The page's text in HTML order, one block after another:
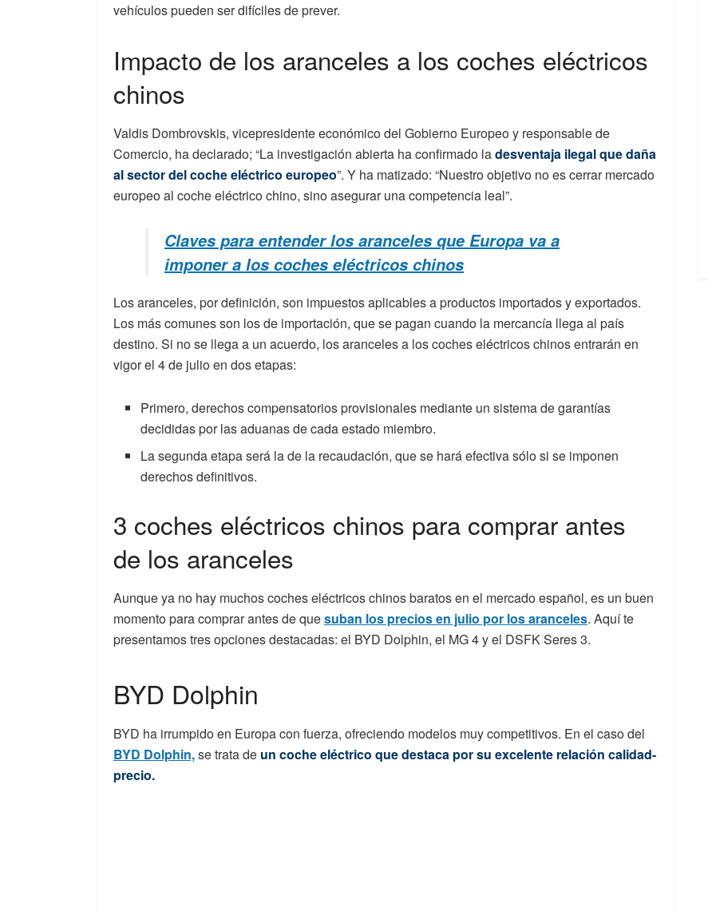
vehículos pueden ser difíciles de prever.
Impacto de los aranceles a los coches eléctricos
chinos
Valdis Dombrovskis, vicepresidente económico del Gobierno Europeo y responsable de
Comercio, ha declarado; “La investigación abierta ha confirmado ladesventaja ilegal que daña
al sector del coche eléctrico europeo”. Y ha matizado: “Nuestro objetivo no es cerrar mercado
europeo al coche eléctrico chino, sino asegurar una competencia leal”.
Claves para entender los aranceles que Europa va a
imponer a los coches eléctricos chinos
Los aranceles, por definición, son impuestos aplicables a productos importados y exportados.
Los más comunes son los de importación, que se pagan cuando la mercancía llega al país
destino. Si no se llega a un acuerdo, los aranceles a los coches eléctricos chinos entrarán en
vigor el 4 de julio en dos etapas:
Primero, derechos compensatorios provisionales mediante un sistema de garantías
decididas por las aduanas de cada estado miembro.
La segunda etapa será la de la recaudación, que se hará efectiva sólo si se imponen
derechos definitivos.
3 coches eléctricos chinos para comprar antes
de los aranceles
Aunque ya no hay muchos coches eléctricos chinos baratos en el mercado español, es un buen
momento para comprar antes de quesuban los precios en julio por los aranceles. Aquí te
presentamos tres opciones destacadas: el BYD Dolphin, el MG 4 y el DSFK Seres 3.
BYD Dolphin
BYD ha irrumpido en Europa con fuerza, ofreciendo modelos muy competitivos. En el caso del
BYD Dolphin,se trata de un coche eléctrico que destaca por su excelente relación calidad-
precio.